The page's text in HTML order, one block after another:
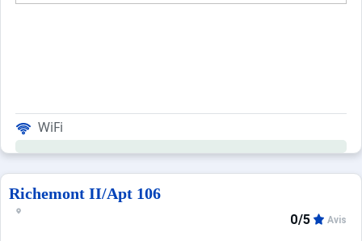
WiFi
Richemont II/Apt 106
0/5 Avis